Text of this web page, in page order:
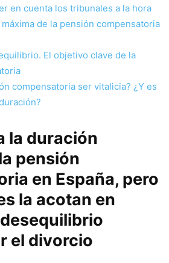
en cuenta los tribunales a la hora
de la pensión compensatoria
El objetivo clave de la
compensatoria ser vitalicia? ¿Y es
la duración
pensión
en España, pero
la acotan en
el divorcio